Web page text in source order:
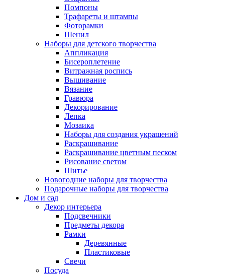
Помпоны
Трафареты и штампы
Фоторамки
Шенил
Наборы для детского творчества
Аппликация
Бисероплетение
Витражная роспись
Вышивание
Вязание
Гравюра
Декорирование
Лепка
Мозаика
Наборы для создания украшений
Раскрашивание
Раскрашивание цветным песком
Рисование светом
Шитье
Новогодние наборы для творчества
Подарочные наборы для творчества
Дом и сад
Декор интерьера
Подсвечники
Предметы декора
Рамки
Деревянные
Пластиковые
Свечи
Посуда